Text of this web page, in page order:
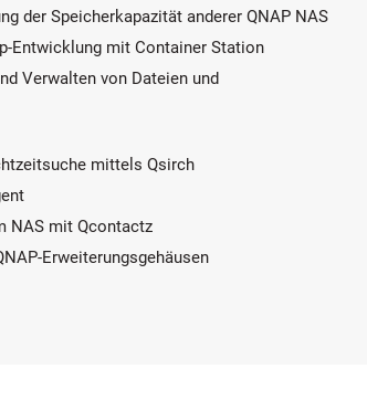
der Speicherkapazität anderer QNAP NAS
Entwicklung mit Container Station
Verwalten von Dateien und
mittels Qsirch
NAS mit Qcontactz
Erweiterungsgehäusen